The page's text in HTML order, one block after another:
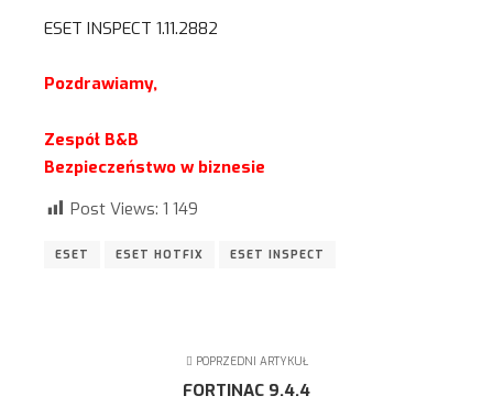
ESET INSPECT 1.11.2882
Pozdrawiamy,
Zespół B&B
Bezpieczeństwo w biznesie
Post Views: 1 149
ESET ESET HOTFIX ESET INSPECT
POPRZEDNI ARTYKUŁ
FORTINAC 9.4.4